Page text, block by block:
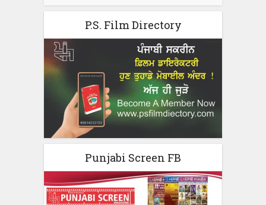
P.S. Film Directory
Punjabi Screen FB